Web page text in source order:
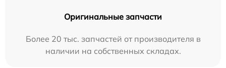
Оригинальные запчасти
Более 20 тыс. запчастей от производителя в
наличии на собственных складах.